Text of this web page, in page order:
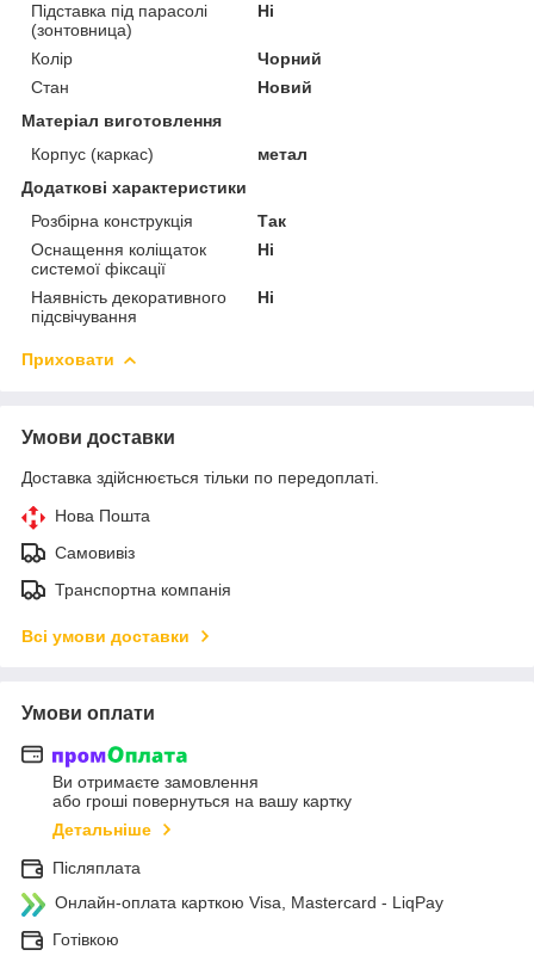
Підставка під парасолі
(зонтовница)
Ні
Колір
Чорний
Стан
Новий
Матеріал виготовлення
Корпус (каркас)
метал
Додаткові характеристики
Розбірна конструкція
Так
Оснащення коліщаток
системої фіксації
Ні
Наявність декоративного
підсвічування
Ні
Приховати
Умови доставки
Доставка здійснюється тільки по передоплаті.
Нова Пошта
Самовивіз
Транспортна компанія
Всі умови доставки
Умови оплати
Ви отримаєте замовлення
або гроші повернуться на вашу картку
Детальніше
Післяплата
Онлайн-оплата карткою Visa, Mastercard - LiqPay
Готівкою